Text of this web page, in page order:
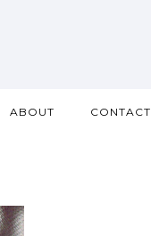
ABOUT CONTACT